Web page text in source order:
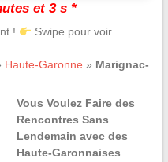
et 3 s *
! Swipe pour voir
Haute-Garonne » Marignac-
Vous Voulez Faire des
Rencontres Sans
Lendemain avec des
Haute-Garonnaises